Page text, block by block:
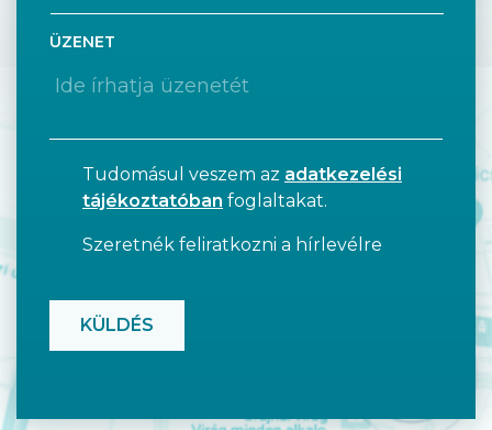
ÜZENET
Tudomásul veszem az adatkezelési
tájékoztatóban foglaltakat.
Szeretnék feliratkozni a hírlevélre